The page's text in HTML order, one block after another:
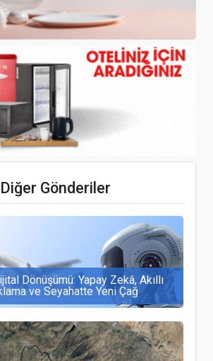
Diğer Gönderiler
Golfmad Pro-Am Turnuvası,
Hotel The Dome Belek’te
gerçekleştirildi
azaldı
Dönüşümü: Yapay Zekâ, Akıllı
ve Seyahatte Yeni Çağ